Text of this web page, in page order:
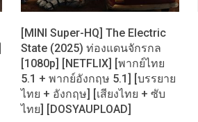
[MINI Super-HQ] The Electric
State (2025) ท่องแดนจักรกล
[1080p] [NETFLIX] [พากย์ไทย
5.1 + พากย์อังกฤษ 5.1] [บรรยาย
ไทย + อังกฤษ] [เสียงไทย + ซับ
ไทย] [DOSYAUPLOAD]